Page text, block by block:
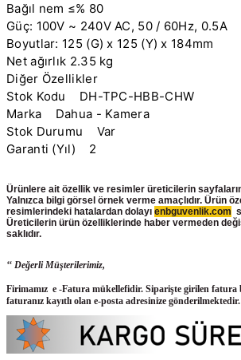
Bağıl nem ≤% 80
Güç: 100V ~ 240V AC, 50 / 60Hz, 0.5A
Boyutlar: 125 (G) x 125 (Y) x 184mm
Net ağırlık 2.35 kg
Diğer Özellikler
Stok Kodu DH-TPC-HBB-CHW
Marka Dahua - Kamera
Stok Durumu Var
Garanti (Yıl) 2
Ürünlere ait özellik ve resimler üreticilerin
Yalnızca bilgi görsel örnek verme amaçlıdır. Ürün
resimlerindeki hatalardan dolayı enbguvenlik.com
Üreticilerin ürün özelliklerinde haber vermeden
saklıdır.
‘‘ Değerli Müşterilerimiz,
Firimamız e -Fatura mükellefidir. Siparişte girilen fatura
faturanız kayıtlı olan e-posta adresinize gönderilmektedir.